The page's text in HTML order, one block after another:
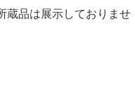
蔵品は展示しておりませ